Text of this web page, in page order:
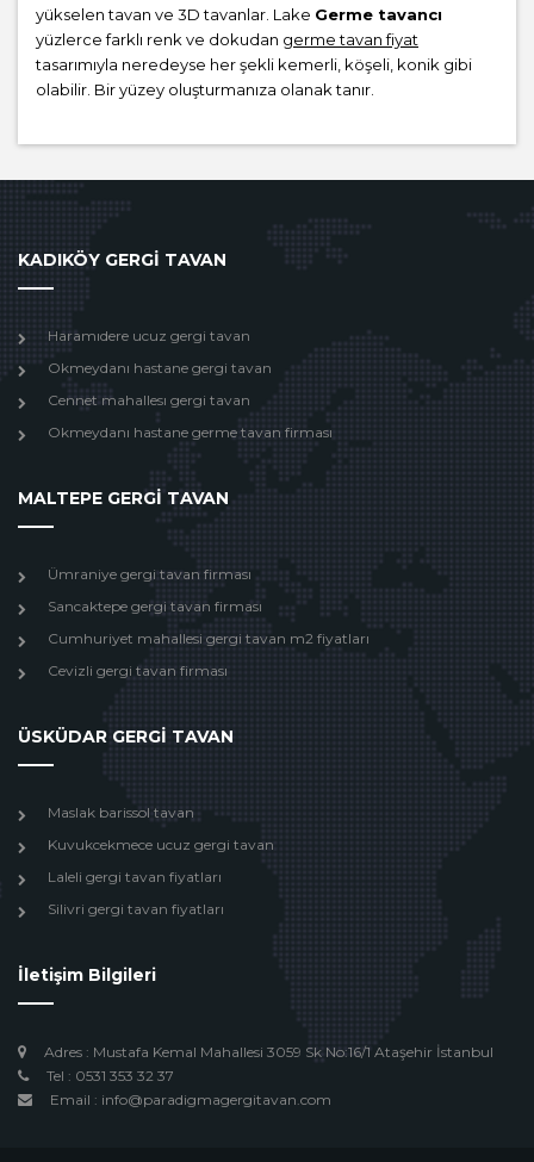
yükselen tavan ve 3D tavanlar. Lake Germe tavancı
yüzlerce farklı renk ve dokudan germe tavan fiyat
tasarımıyla neredeyse her şekli kemerli, köşeli, konik gibi
olabilir. Bir yüzey oluşturmanıza olanak tanır.
KADIKÖY GERGİ TAVAN
Haramıdere ucuz gergi tavan
Okmeydanı hastane gergi tavan
Cennet mahallesı gergi tavan
Okmeydanı hastane germe tavan firması
MALTEPE GERGİ TAVAN
Ümraniye gergi tavan firması
Sancaktepe gergi tavan firması
Cumhuriyet mahallesi gergi tavan m2 fiyatları
Cevizli gergi tavan firması
ÜSKÜDAR GERGİ TAVAN
Maslak barissol tavan
Kuvukcekmece ucuz gergi tavan
Laleli gergi tavan fiyatları
Silivri gergi tavan fiyatları
İletişim Bilgileri
Adres : Mustafa Kemal Mahallesi 3059 Sk No:16/1 Ataşehir İstanbul
Tel : 0531 353 32 37
Email : info@paradigmagergitavan.com